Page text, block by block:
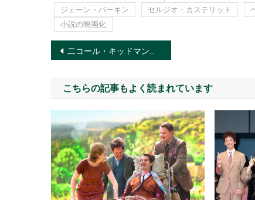
ジェーン・バーキン
セルジオ・カステリット
小説の映画化
投
稿
ナ
ビ
ゲ
ー
シ
二コール・キッドマン『そして父になる』の是枝監督にラブコール！
こちらの記事もよく読まれています